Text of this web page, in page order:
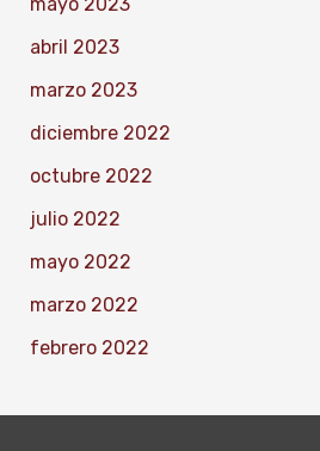
abril 2023
marzo 2023
diciembre 2022
octubre 2022
julio 2022
mayo 2022
marzo 2022
febrero 2022